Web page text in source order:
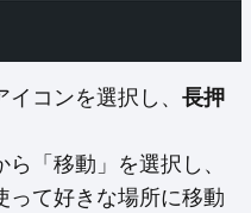
コンを選択し、 長押
「移動」を選択し、
って好きな場所に移動